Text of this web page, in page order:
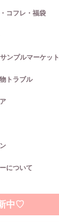
コフレ・福袋
ンプルマーケット
トラブル
について
中♡